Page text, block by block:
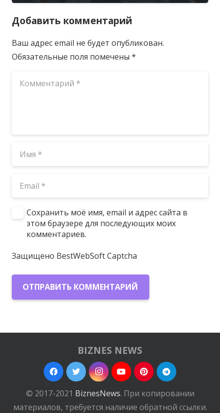
Добавить комментарий
Ваш адрес email не будет опубликован.
Обязательные поля помечены *
Сохранить моё имя, email и адрес сайта в
этом браузере для последующих моих
комментариев.
Защищено BestWebSoft Captcha
ОТПРАВИТЬ КОММЕНТАРИЙ
BIZNES NEWS
© 2017-2021 BiznesNews. При копировании
материалов, требуется наличие обратной ссылки.